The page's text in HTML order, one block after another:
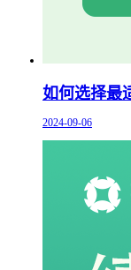
如何选择最
2024-09-06